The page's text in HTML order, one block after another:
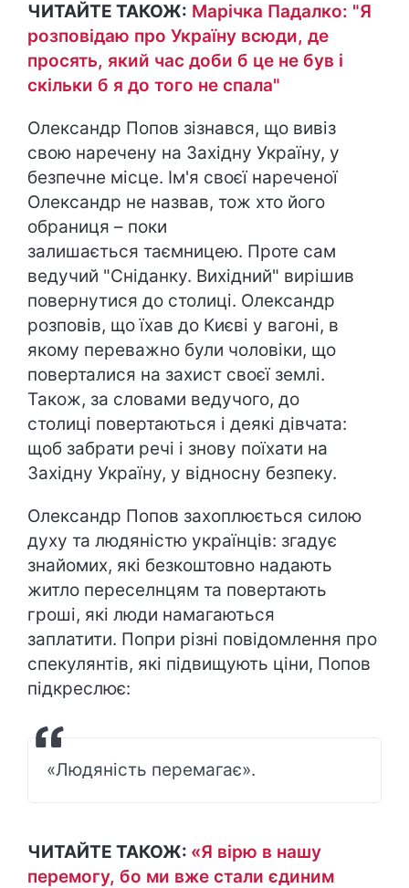
ЧИТАЙТЕ ТАКОЖ: Марічка Падалко: "Я
розповідаю про Україну всюди, де
просять, який час доби б це не був і
скільки б я до того не спала"
Олександр Попов зізнався, що вивіз
свою наречену на Західну Україну, у
безпечне місце. Ім'я своєї нареченої
Олександр не назвав, тож хто його
обраниця – поки
залишається таємницею. Проте сам
ведучий "Сніданку. Вихідний" вирішив
повернутися до столиці. Олександр
розповів, що їхав до Києві у вагоні, в
якому переважно були чоловіки, що
поверталися на захист своєї землі.
Також, за словами ведучого, до
столиці повертаються і деякі дівчата:
щоб забрати речі і знову поїхати на
Західну Україну, у відносну безпеку.
Олександр Попов захоплюється силою
духу та людяністю українців: згадує
знайомих, які безкоштовно надають
житло переселнцям та повертають
гроші, які люди намагаються
заплатити. Попри різні повідомлення про
спекулянтів, які підвищують ціни, Попов
підкреслює:
«Людяність перемагає».
ЧИТАЙТЕ ТАКОЖ: «Я вірю в нашу
перемогу, бо ми вже стали єдиним